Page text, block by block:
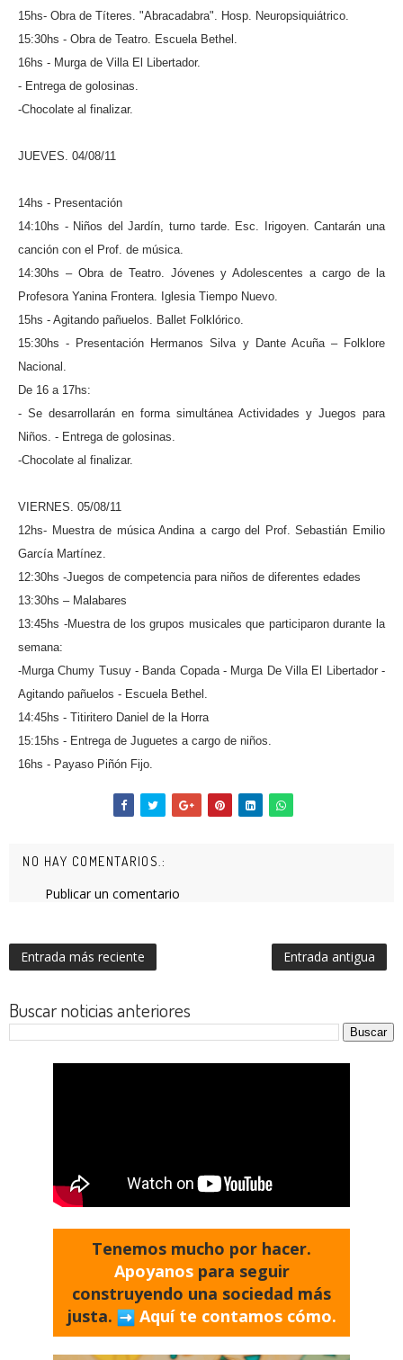
15hs- Obra de Títeres. "Abracadabra". Hosp. Neuropsiquiátrico.
15:30hs - Obra de Teatro. Escuela Bethel.
16hs - Murga de Villa El Libertador.
- Entrega de golosinas.
-Chocolate al finalizar.
JUEVES. 04/08/11
14hs - Presentación
14:10hs - Niños del Jardín, turno tarde. Esc. Irigoyen. Cantarán una
canción con el Prof. de música.
14:30hs – Obra de Teatro. Jóvenes y Adolescentes a cargo de la
Profesora Yanina Frontera. Iglesia Tiempo Nuevo.
15hs - Agitando pañuelos. Ballet Folklórico.
15:30hs - Presentación Hermanos Silva y Dante Acuña – Folklore
Nacional.
De 16 a 17hs:
- Se desarrollarán en forma simultánea Actividades y Juegos para
Niños. - Entrega de golosinas.
-Chocolate al finalizar.
VIERNES. 05/08/11
12hs- Muestra de música Andina a cargo del Prof. Sebastián Emilio
García Martínez.
12:30hs -Juegos de competencia para niños de diferentes edades
13:30hs – Malabares
13:45hs -Muestra de los grupos musicales que participaron durante la
semana:
-Murga Chumy Tusuy - Banda Copada - Murga De Villa El Libertador -
Agitando pañuelos - Escuela Bethel.
14:45hs - Titiritero Daniel de la Horra
15:15hs - Entrega de Juguetes a cargo de niños.
16hs - Payaso Piñón Fijo.
NO HAY COMENTARIOS.:
Publicar un comentario
Entrada más reciente Entrada antigua
Buscar noticias anteriores
Tenemos mucho por hacer.
Apoyanos para seguir
construyendo una sociedad más
justa.
Aquí te contamos cómo.